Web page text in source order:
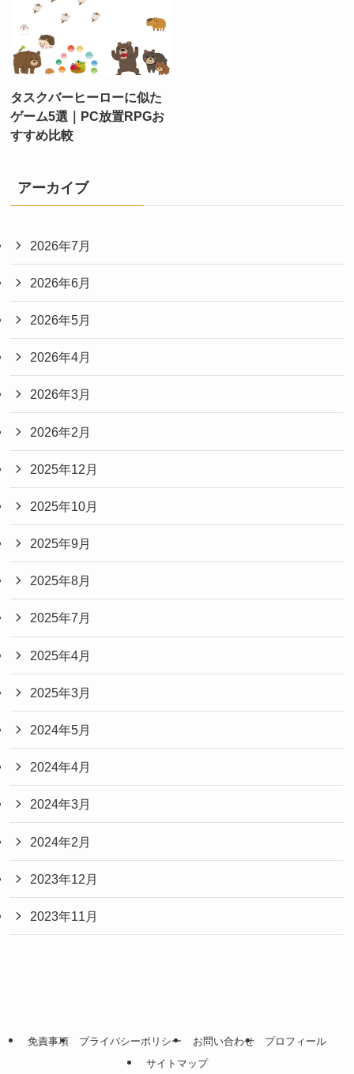
タスクバーヒーローに似た
ゲーム5選｜PC放置RPGお
すすめ比較
アーカイブ
2026年7月
2026年6月
2026年5月
2026年4月
2026年3月
2026年2月
2025年12月
2025年10月
2025年9月
2025年8月
2025年7月
2025年4月
2025年3月
2024年5月
2024年4月
2024年3月
2024年2月
2023年12月
2023年11月
免責事項 プライバシーポリシー お問い合わせ
プロフィール
サイトマップ